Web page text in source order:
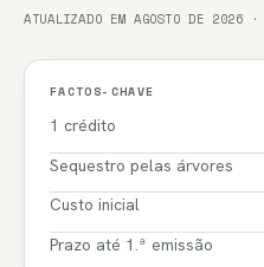
ATUALIZADO EM AGOSTO DE 2026
FACTOS-CHAVE
1 crédito
Sequestro pelas árvores
Custo inicial
Prazo até 1.ª emissão